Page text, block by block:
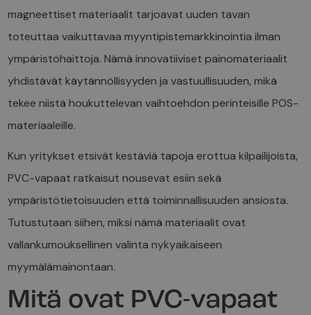
magneettiset materiaalit tarjoavat uuden tavan
toteuttaa vaikuttavaa myyntipistemarkkinointia ilman
ympäristöhaittoja. Nämä innovatiiviset painomateriaalit
yhdistävät käytännöllisyyden ja vastuullisuuden, mikä
tekee niistä houkuttelevan vaihtoehdon perinteisille POS-
materiaaleille.
Kun yritykset etsivät kestäviä tapoja erottua kilpailijoista,
PVC-vapaat ratkaisut nousevat esiin sekä
ympäristötietoisuuden että toiminnallisuuden ansiosta.
Tutustutaan siihen, miksi nämä materiaalit ovat
vallankumouksellinen valinta nykyaikaiseen
myymälämainontaan.
Mitä ovat PVC-vapaat